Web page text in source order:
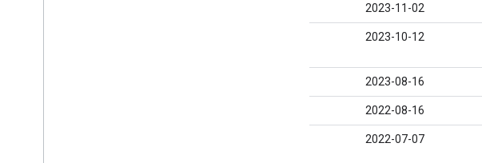
2023-11-02
2023-10-12
2023-08-16
2022-08-16
2022-07-07